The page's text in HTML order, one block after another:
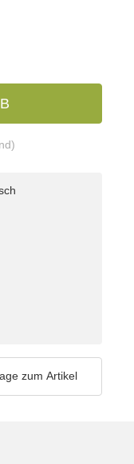
zum Artikel